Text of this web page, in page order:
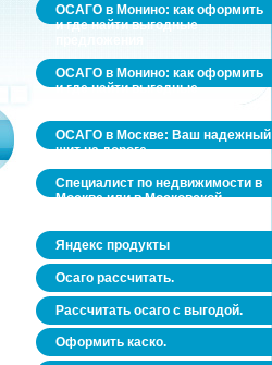
ОСАГО в Монино: как оформить
и где найти выгодные
ОСАГО в Монино: как оформить
и где найти выгодные
ОСАГО в Москве: Ваш надежный
щит на дороге
Специалист по недвижимости в
Москве или в Московской
Яндекс продукты
Осаго рассчитать.
Рассчитать осаго с выгодой.
Оформить каско.